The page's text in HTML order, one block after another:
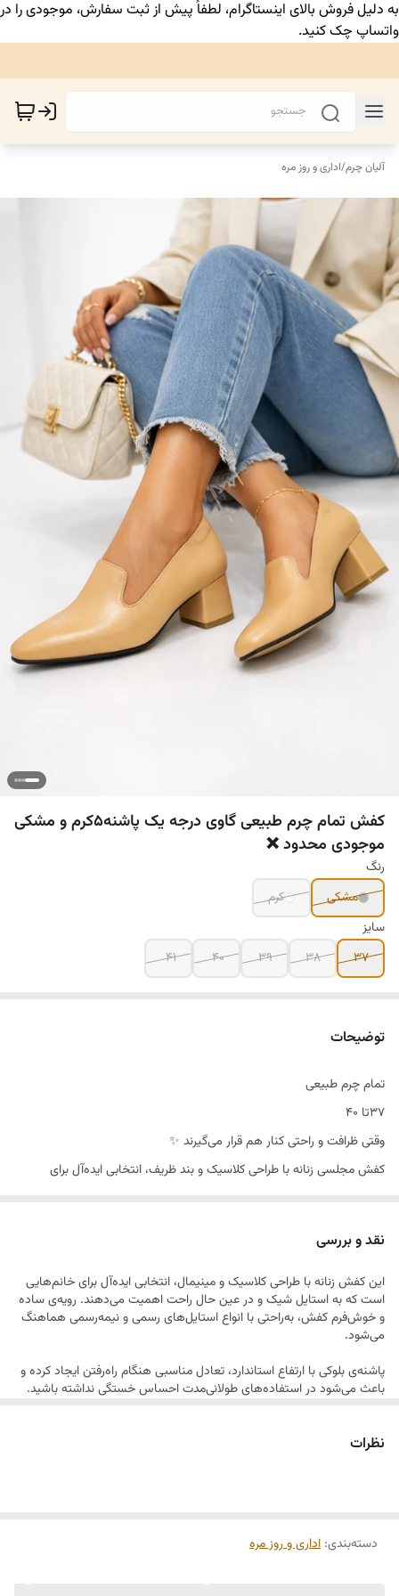
به دلیل فروش بالای اینستاگرام، لطفاً پیش از ثبت سفارش، موجودی را در
واتساپ چک کنید.
آلیان چرم/اداری و روز مره
کفش تمام چرم طبیعی گاوی درجه یک پاشنه۵کرم و مشکی
موجودی محدود ❌️
رنگ
مشکی
کرم
سایز
۳۷
۳۸ ۳۹ ۴۰ ۴۱
توضیحات
تمام چرم طبیعی
۳۷تا ۴۰
وقتی ظرافت و راحتی کنار هم قرار می‌گیرند ✨
کفش مجلسی زنانه با طراحی کلاسیک و بند ظریف، انتخابی ایده‌آل برای
✔️ پاشنه استاندارد و راحت
✔️ مناسب استفاده طولانی‌مدت
سادگی همیشه ترند است 🖤
نقد و بررسی
این کفش زنانه با طراحی کلاسیک و مینیمال، انتخابی ایده‌آل برای خانم‌هایی
است که به استایل شیک و در عین حال راحت اهمیت می‌دهند. رویه‌ی ساده
و خوش‌فرم کفش، به‌راحتی با انواع استایل‌های رسمی و نیمه‌رسمی هماهنگ
می‌شود.
پاشنه‌ی بلوکی با ارتفاع استاندارد، تعادل مناسبی هنگام راه‌رفتن ایجاد کرده و
باعث می‌شود در استفاده‌های طولانی‌مدت احساس خستگی نداشته باشید.
استفاده از متریال باکیفیت در ساخت این کفش، دوام بالا و ظاهر شکیل آن را
نظرات
دسته‌بندی: اداری و روز مره